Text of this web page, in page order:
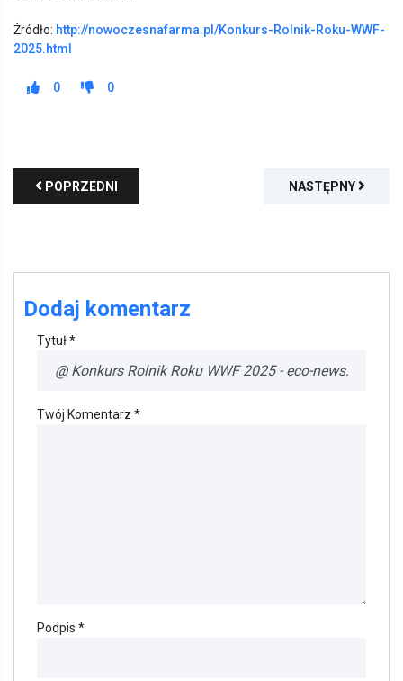
Żródło: http://nowoczesnafarma.pl/Konkurs-Rolnik-Roku-WWF-
2025.html
0 0
POPRZEDNI NASTĘPNY
Dodaj komentarz
Tytuł *
Twój Komentarz *
Podpis *